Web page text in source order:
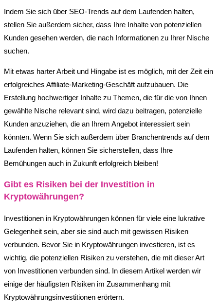
Indem Sie sich über SEO-Trends auf dem Laufenden halten,
stellen Sie außerdem sicher, dass Ihre Inhalte von potenziellen
Kunden gesehen werden, die nach Informationen zu Ihrer Nische
suchen.
Mit etwas harter Arbeit und Hingabe ist es möglich, mit der Zeit ein
erfolgreiches Affiliate-Marketing-Geschäft aufzubauen. Die
Erstellung hochwertiger Inhalte zu Themen, die für die von Ihnen
gewählte Nische relevant sind, wird dazu beitragen, potenzielle
Kunden anzuziehen, die an Ihrem Angebot interessiert sein
könnten. Wenn Sie sich außerdem über Branchentrends auf dem
Laufenden halten, können Sie sicherstellen, dass Ihre
Bemühungen auch in Zukunft erfolgreich bleiben!
Gibt es Risiken bei der Investition in
Kryptowährungen?
Investitionen in Kryptowährungen können für viele eine lukrative
Gelegenheit sein, aber sie sind auch mit gewissen Risiken
verbunden. Bevor Sie in Kryptowährungen investieren, ist es
wichtig, die potenziellen Risiken zu verstehen, die mit dieser Art
von Investitionen verbunden sind. In diesem Artikel werden wir
einige der häufigsten Risiken im Zusammenhang mit
Kryptowährungsinvestitionen erörtern.